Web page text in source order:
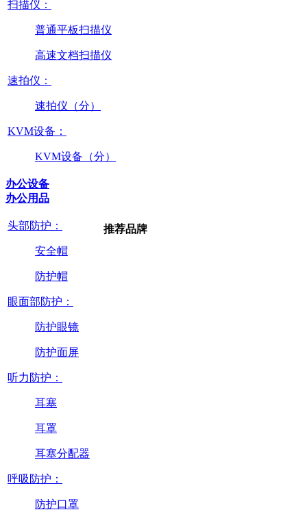
扫描仪：
普通平板扫描仪
高速文档扫描仪
速拍仪：
速拍仪（分）
KVM设备：
KVM设备（分）
办公设备
办公用品
头部防护：
安全帽
防护帽
眼面部防护：
防护眼镜
防护面屏
听力防护：
耳塞
耳罩
耳塞分配器
呼吸防护：
防护口罩
推荐品牌